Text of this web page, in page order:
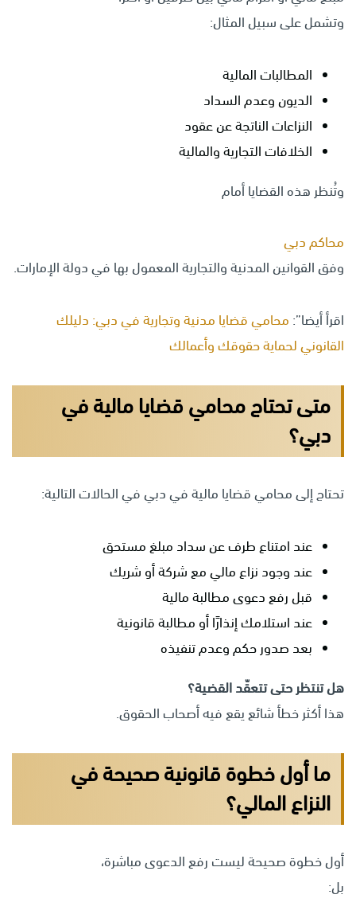
وتشمل على سبيل المثال:
المطالبات المالية
الديون وعدم السداد
النزاعات الناتجة عن عقود
الخلافات التجارية والمالية
وتُنظر هذه القضايا أمام
محاكم دبي
وفق القوانين المدنية والتجارية المعمول بها في دولة الإمارات.
اقرأ أيضا”: محامي قضايا مدنية وتجارية في دبي: دليلك
القانوني لحماية حقوقك وأعمالك
متى تحتاج محامي قضايا مالية في
دبي؟
تحتاج إلى محامي قضايا مالية في دبي في الحالات التالية:
عند امتناع طرف عن سداد مبلغ مستحق
عند وجود نزاع مالي مع شركة أو شريك
قبل رفع دعوى مطالبة مالية
عند استلامك إنذارًا أو مطالبة قانونية
بعد صدور حكم وعدم تنفيذه
هل تنتظر حتى تتعقّد القضية؟
هذا أكثر خطأ شائع يقع فيه أصحاب الحقوق.
ما أول خطوة قانونية صحيحة في
النزاع المالي؟
أول خطوة صحيحة ليست رفع الدعوى مباشرة،
بل: